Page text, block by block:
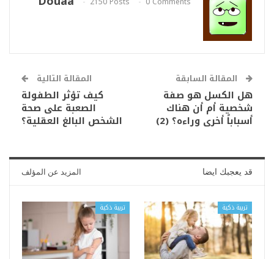
المقالة السابقة
هل الكسل هو صفة
شخصية أم أن هناك
أسباباً أخرى وراءه؟ (2)
المقالة التالية
كيف تؤثر الطفولة
الصعبة على صحة
الشخص البالغ العقلية؟
قد يعجبك ايضا المزيد عن المؤلف
تربية ذكية تربية ذكية